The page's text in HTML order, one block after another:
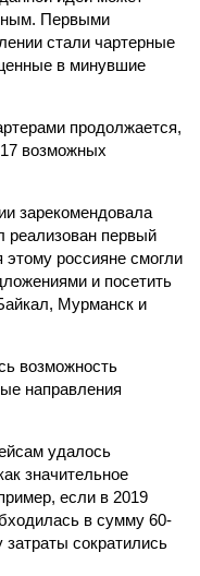
Первыми
стали чартерные
в минувшие
продолжается,
возможных
зарекомендовала
реализован первый
этому россияне смогли
и посетить
Мурманск и
возможность
направления
удалось
значительное
если в 2019
в сумму 60-
сократились